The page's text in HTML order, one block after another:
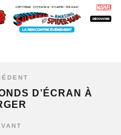
D’ÉCRAN À